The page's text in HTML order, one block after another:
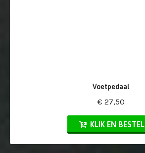
Voetpedaal
€ 27,50
KLIK EN BESTEL